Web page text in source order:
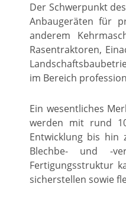
Der Schwerpunkt des
Anbaugeräten für
anderem
Rasentraktoren,
im Bereich
Ein wesentliches
werden mit rund
Entwicklung bis hin
Blechbe-
und -
Fertigungsstruktur
sicherstellen sowie